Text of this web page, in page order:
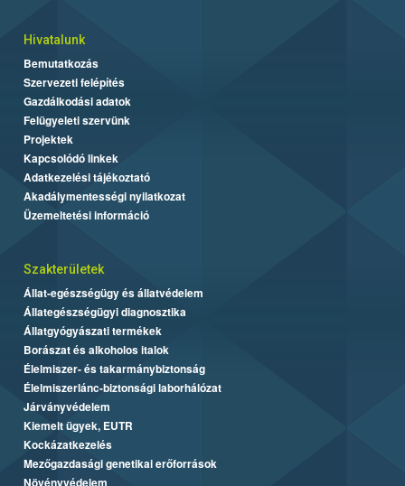
Hivatalunk
Bemutatkozás
Szervezeti felépítés
Gazdálkodási adatok
Felügyeleti szervünk
Projektek
Kapcsolódó linkek
Adatkezelési tájékoztató
Akadálymentességi nyilatkozat
Üzemeltetési információ
Szakterületek
Állat-egészségügy és állatvédelem
Állategészségügyi diagnosztika
Állatgyógyászati termékek
Borászat és alkoholos italok
Élelmiszer- és takarmánybiztonság
Élelmiszerlánc-biztonsági laborhálózat
Járványvédelem
Kiemelt ügyek, EUTR
Kockázatkezelés
Mezőgazdasági genetikai erőforrások
Növényvédelem